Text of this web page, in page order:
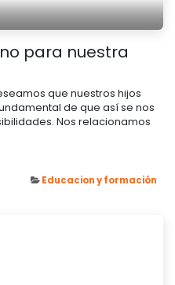
para nuestra
que nuestros hijos
de que así se nos
Nos relacionamos
Educacion y formación